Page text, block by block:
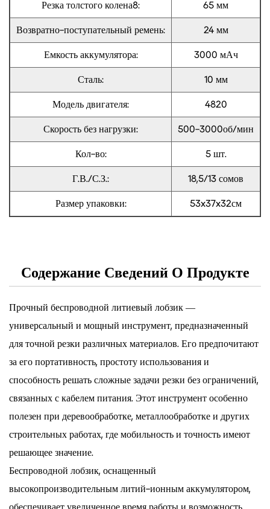
Резка толстого колена8: 65 мм
Возвратно-поступательный ремень: 24 мм
Емкость аккумулятора: 3000 мАч
Сталь: 10 мм
Модель двигателя: 4820
Скорость без нагрузки: 500-3000об/мин
Кол-во: 5 шт.
Г.В./С.З.: 18,5/13 сомов
Размер упаковки: 53x37x32см
Содержание Сведений О Продукте
Прочный беспроводной литиевый лобзик —
универсальный и мощный инструмент, предназначенный
для точной резки различных материалов. Его предпочитают
за его портативность, простоту использования и
способность решать сложные задачи резки без ограничений,
связанных с кабелем питания. Этот инструмент особенно
полезен при деревообработке, металлообработке и других
строительных работах, где мобильность и точность имеют
решающее значение.
Беспроводной лобзик, оснащенный
высокопроизводительным литий-ионным аккумулятором,
обеспечивает увеличенное время работы и возможность